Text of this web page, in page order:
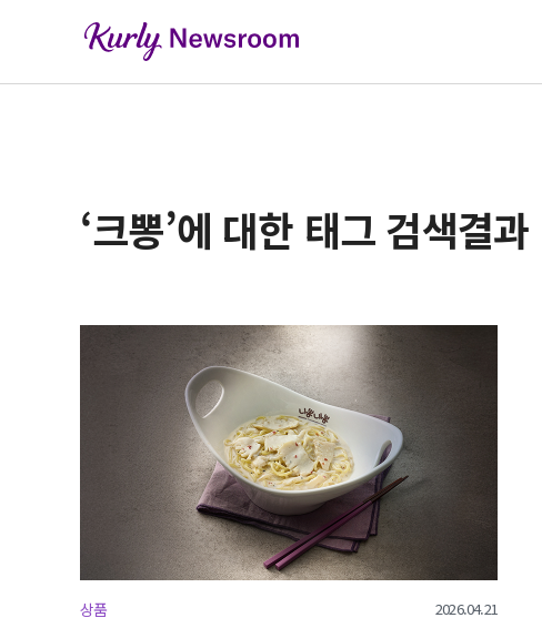
‘크뽕’에 대한 태그 검색결과
상품 2026.04.21